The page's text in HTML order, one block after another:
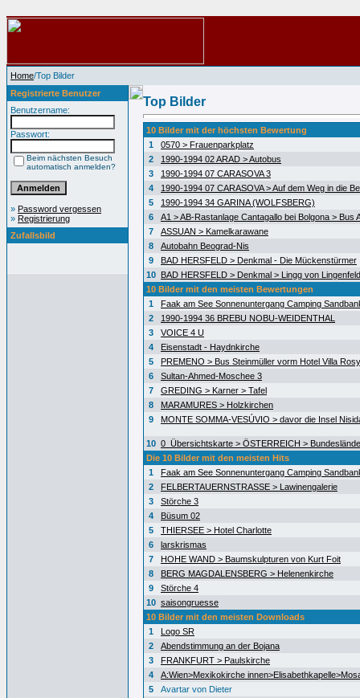
Home/Top Bilder
Registrierte Benutzer
Benutzername:
Passwort:
Beim nächsten Besuch
automatisch anmelden?
» Password vergessen
» Registrierung
Zufallsbild
Top Bilder
10 Bilder mit der höchsten Bewertung
1
0570 > Frauenparkplatz
2
1990-1994 02 ARAD > Autobus
3
1990-1994 07 CARASOVA 3
4
1990-1994 07 CARASOVA > Auf dem Weg in die
5
1990-1994 34 GARINA (WOLFSBERG)
6
A1 > AB-Rastanlage Cantagallo bei Bolgona > Bus
7
ASSUAN > Kamelkarawane
8
Autobahn Beograd-Nis
9
BAD HERSFELD > Denkmal - Die Mückenstürmer
10 BAD HERSFELD > Denkmal > Lingg von Lingenfeld
10 Bilder mit den meisten Bewertungen
1
Faak am See Sonnenuntergang Camping
2
1990-1994 36 BREBU NOBU-WEIDENTHAL
3
VOICE 4 U
4
Eisenstadt - Haydnkirche
5
PREMENO > Bus Steinmüller vorm Hotel Villa Rosy
6
Sultan-Ahmed-Moschee 3
7
GREDING > Karner > Tafel
8
MARAMURES > Holzkirchen
9
MONTE SOMMA-VESÚVIO > davor die Insel
10 0_Übersichtskarte > ÖSTERREICH >
Die 10 Bilder mit den meisten Hits
1
Faak am See Sonnenuntergang Camping
2
FELBERTAUERNSTRASSE > Lawinengalerie
3
Störche 3
4
Büsum 02
5
THIERSEE > Hotel Charlotte
6
larskrismas
7
HOHE WAND > Baumskulpturen von Kurt Foit
8
BERG MAGDALENSBERG > Helenenkirche
9
Störche 4
10 saisongruesse
10 Bilder mit den meisten Downloads
1
Logo SR
2
Abendstimmung an der Bojana
3
FRANKFURT > Paulskirche
4
A:Wien>Mexikokirche
5
Avartar von Dieter